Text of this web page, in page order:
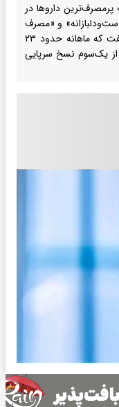
داروها در
و «مصرف
خودسرانه دارو» در کشور هشدار داد و گفت که ماهانه حدود ۲۳
یک‌سوم نسخ‌ سرپایی